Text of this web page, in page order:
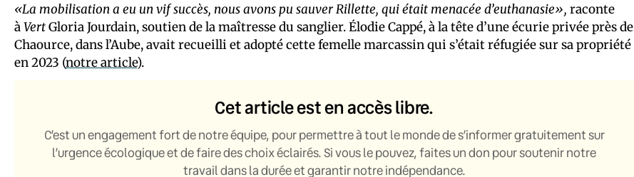
«La mobilisation a eu un vif succès, nous avons pu sauver Rillette, qui était menacée d’euthanasie», raconte
àVertGloria Jourdain, soutien de la maîtresse du sanglier. Élodie Cappé, à la tête d’une écurie privée près de
Chaource, dans l’Aube, avait recueilli et adopté cette femelle marcassin qui s’était réfugiée sur sa propriété
en 2023 (notre article).
Cet article est en accès libre.
C’est un engagement fort de notre équipe, pour permettre à tout le monde de s’informer gratuitement sur
l’urgence écologique et de faire des choix éclairés. Si vous le pouvez, faites un don pour soutenir notre
travail dans la durée et garantir notre indépendance.